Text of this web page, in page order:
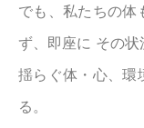
でも、私たちの体
ず、即座に その状
揺らぐ体・心、環
る。